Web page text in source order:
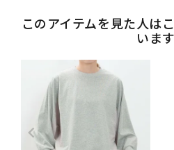
このアイテムを見た人は
います